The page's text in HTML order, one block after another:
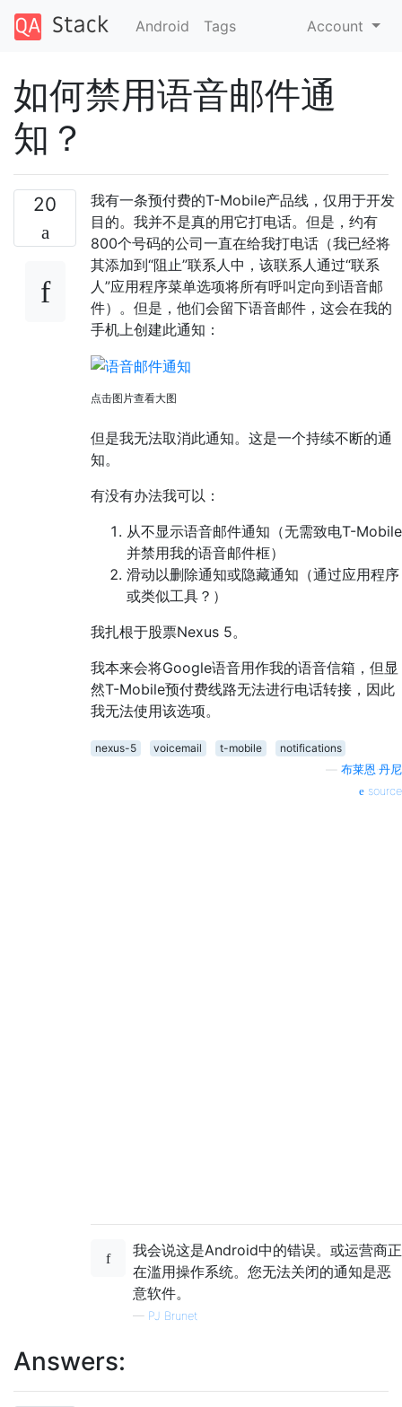
Android Tags Account
如何禁用语音邮件通
知？
20
我有一条预付费的T-Mobile产品线，仅用于开发
目的。我并不是真的用它打电话。但是，约有
800个号码的公司一直在给我打电话（我已经将
其添加到“阻止”联系人中，该联系人通过“联系
人”应用程序菜单选项将所有呼叫定向到语音邮
件）。但是，他们会留下语音邮件，这会在我的
手机上创建此通知：
点击图片查看大图
但是我无法取消此通知。这是一个持续不断的通
知。
有没有办法我可以：
从不显示语音邮件通知（无需致电T-Mobile
并禁用我的语音邮件框）
滑动以删除通知或隐藏通知（通过应用程序
或类似工具？）
我扎根于股票Nexus 5。
我本来会将Google语音用作我的语音信箱，但显
然T-Mobile预付费线路无法进行电话转接，因此
我无法使用该选项。
nexus-5 voicemail t-mobile
notifications
布莱恩·丹尼
source
我会说这是Android中的错误。或运营商正
在滥用操作系统。您无法关闭的通知是恶
意软件。
— PJ Brunet
Answers: